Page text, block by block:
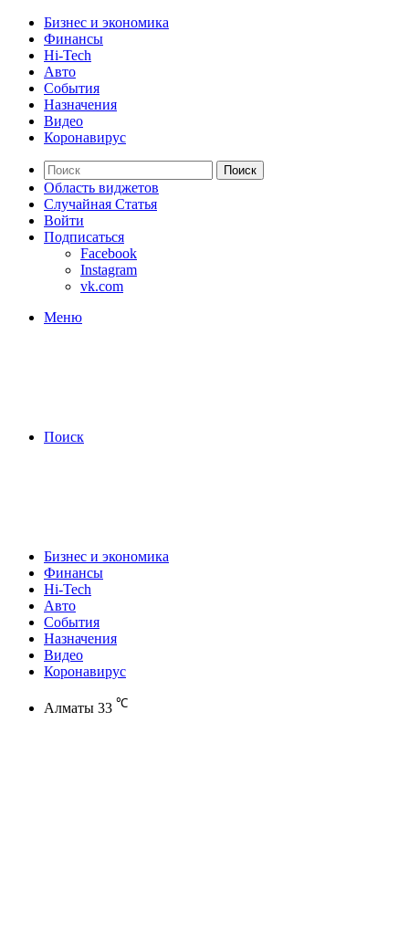
Бизнес и экономика
Финансы
Hi-Tech
Авто
События
Назначения
Видео
Коронавирус
Поиск
Область виджетов
Случайная Статья
Войти
Подписаться
Facebook
Instagram
vk.com
Меню
Поиск
Бизнес и экономика
Финансы
Hi-Tech
Авто
События
Назначения
Видео
Коронавирус
Алматы 33 ℃